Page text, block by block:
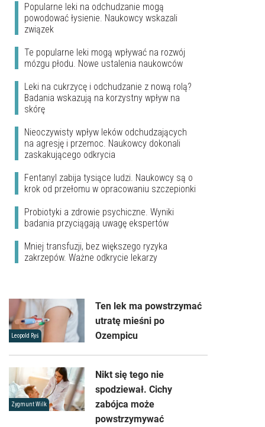
Popularne leki na odchudzanie mogą
powodować łysienie. Naukowcy wskazali
związek
Te popularne leki mogą wpływać na rozwój
mózgu płodu. Nowe ustalenia naukowców
Leki na cukrzycę i odchudzanie z nową rolą?
Badania wskazują na korzystny wpływ na
skórę
Nieoczywisty wpływ leków odchudzających
na agresję i przemoc. Naukowcy dokonali
zaskakującego odkrycia
Fentanyl zabija tysiące ludzi. Naukowcy są o
krok od przełomu w opracowaniu szczepionki
Probiotyki a zdrowie psychiczne. Wyniki
badania przyciągają uwagę ekspertów
Mniej transfuzji, bez większego ryzyka
zakrzepów. Ważne odkrycie lekarzy
Leopold Ryś
Ten lek ma powstrzymać
utratę mieśni po
Ozempicu
Zygmunt Wilk
Nikt się tego nie
spodziewał. Cichy
zabójca może
powstrzymywać